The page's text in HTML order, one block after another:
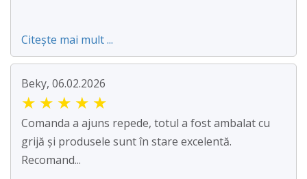
Citește mai mult ...
Beky, 06.02.2026
★ ★ ★ ★ ★
Comanda a ajuns repede, totul a fost ambalat cu
grijă și produsele sunt în stare excelentă.
Recomand...